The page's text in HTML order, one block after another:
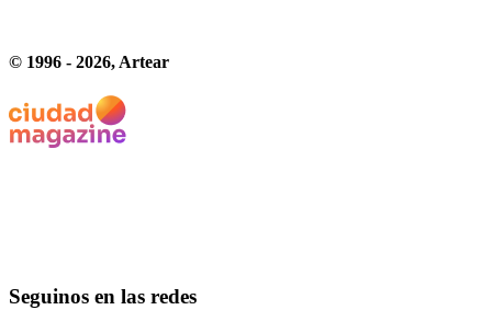
© 1996 - 2026, Artear
Seguinos en las redes